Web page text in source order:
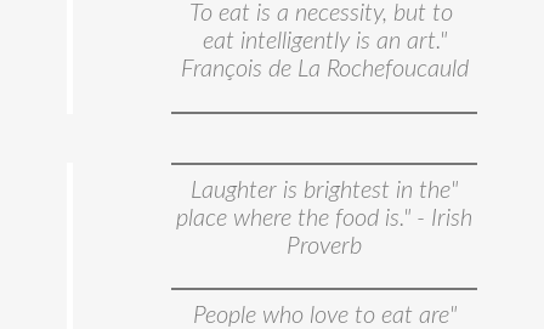
To eat is a necessity, but to
eat intelligently is an art."
François de La Rochefoucauld
"Laughter is brightest in the
place where the food is." - Irish
Proverb
"People who love to eat are